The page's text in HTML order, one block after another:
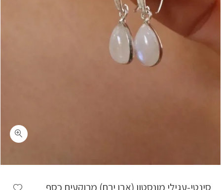
סינטי-עגילי מונסטון (אבן ירח) מרוקעים כסף